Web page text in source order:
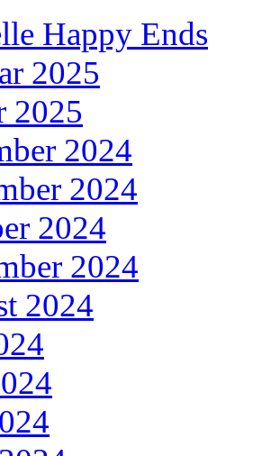
Happy Ends
2025
2025
2024
2024
2024
2024
2024